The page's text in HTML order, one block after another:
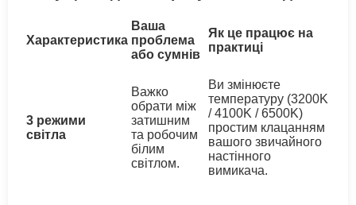
Характеристика
Ваша
проблема
або сумнів
Як це працює на
практиці
3 режими
світла
Важко
обрати між
затишним
та робочим
білим
світлом.
Ви змінюєте
температуру (3200K
/ 4100K / 6500K)
простим клацанням
вашого звичайного
настінного
вимикача.